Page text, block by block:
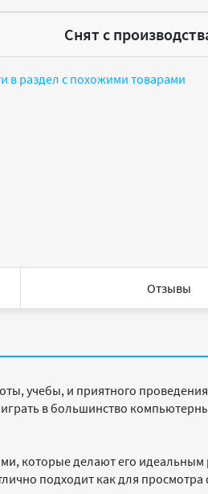
Снят с
в раздел с похожими товарами
Отзывы
учебы, и приятного проведения
в большинство
которые делают его
подходит как для